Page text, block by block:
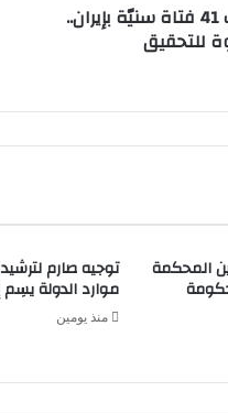
أنباء عن اغتصاب 41 فتاة سنيّة بإيران..
للتحقيق
المحكمة توجيه صارم
موارد الدولة يسِم
منذ يومين